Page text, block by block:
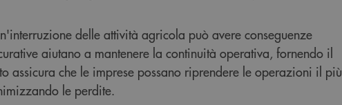
delle attività agricola può avere conseguenze
aiutano a mantenere la continuità operativa, fornendo il
assicura che le imprese possano riprendere le operazioni il più
le perdite.